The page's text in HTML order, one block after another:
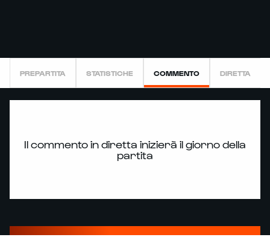
PREPARTITA STATISTICHE COMMENTO DIRETTA
Il commento in diretta inizierà il giorno della
partita